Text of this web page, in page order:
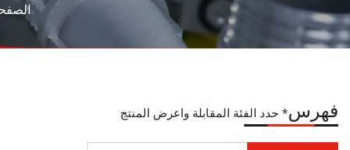
فهرس* حدد الفئة المقابلة واعرض المنتج